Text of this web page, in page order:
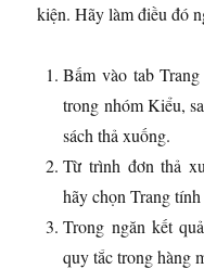
kiện. Hãy làm điều đó
Bấm vào tab
trong nhóm Kiểu,
sách thả xuống.
Từ trình đơn thả
hãy chọn Trang tính
Trong ngăn kết
quy tắc trong hàng